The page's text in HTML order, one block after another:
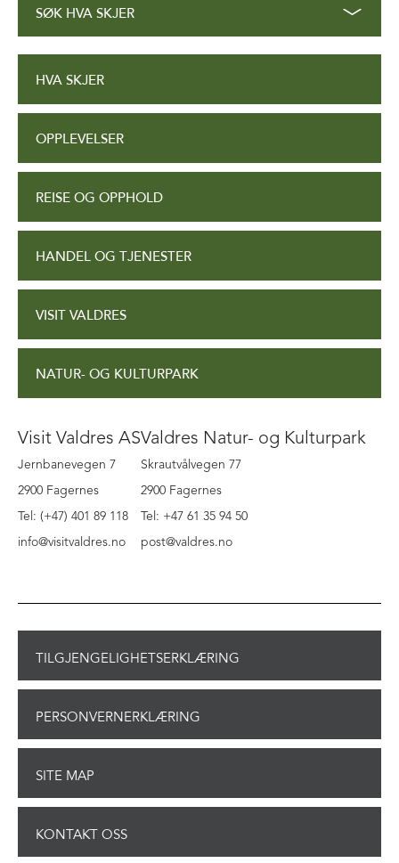
SØK HVA SKJER
HVA SKJER
OPPLEVELSER
REISE OG OPPHOLD
HANDEL OG TJENESTER
VISIT VALDRES
NATUR- OG KULTURPARK
Visit Valdres AS
Jernbanevegen 7
2900 Fagernes
Tel: (+47) 401 89 118
info@visitvaldres.no
Valdres Natur- og Kulturpark
Skrautvålvegen 77
2900 Fagernes
Tel: +47 61 35 94 50
post@valdres.no
TILGJENGELIGHETSERKLÆRING
PERSONVERNERKLÆRING
SITE MAP
KONTAKT OSS